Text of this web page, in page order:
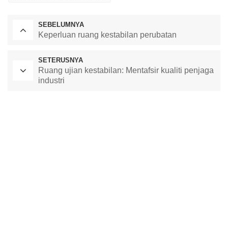
SEBELUMNYA
Keperluan ruang kestabilan perubatan
SETERUSNYA
Ruang ujian kestabilan: Mentafsir kualiti penjaga
industri